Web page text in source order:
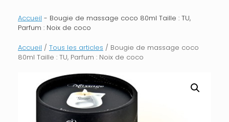
Accueil - Bougie de massage coco 80ml Taille : TU,
Parfum : Noix de coco
Accueil / Tous les articles / Bougie de massage coco
80ml Taille : TU, Parfum : Noix de coco